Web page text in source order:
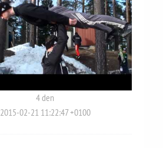
4 den
2015-02-21 11:22:47 +0100